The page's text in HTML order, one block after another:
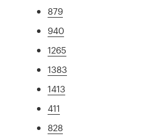
879
940
1265
1383
1413
411
828